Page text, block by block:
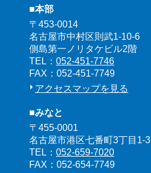
■本部
〒453-0014
名古屋市中村区則武1-10-6
側島第一ノリタケビル2階
TEL： 052-451-7746
FAX：052-451-7749
アクセスマップを見る
■みなと
〒455-0001
名古屋市港区七番町3丁目1-3
TEL： 052-659-7020
FAX：052-654-7749